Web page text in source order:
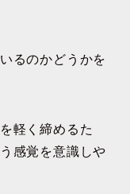
るのかどうかを
軽く締めるた
感覚を意識しや